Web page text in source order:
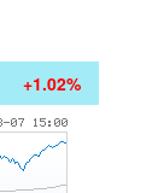
+1.02%